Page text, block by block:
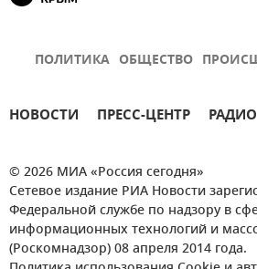
ПОЛИТИКА ОБЩЕСТВО
НОВОСТИ ПРЕСС-ЦЕНТР РАДИО
© 2026 МИА «Россия сегодня»
Сетевое издание РИА Новости
Федеральной службе по надзору в
информационных технологий и
(Роскомнадзор) 08 апреля 2014 года.